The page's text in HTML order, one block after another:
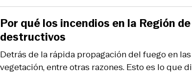
Detrás de la rápida propagación del fuego en
vegetación, entre otras razones. Esto es lo que
Por qué los incendios en la Región
destructivos